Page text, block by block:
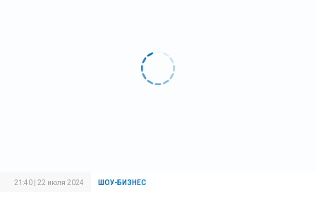
21:40 | 22 июля 2024 ШОУ-БИЗНЕС